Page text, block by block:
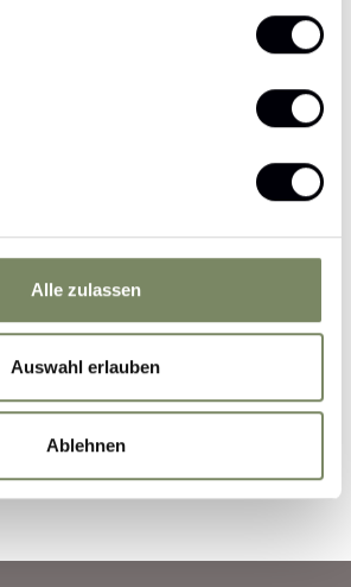
Alle zulassen
Auswahl erlauben
Ablehnen
by the data protection officer
of processing my enquiry on the
given by me by sending the
Submit Inquiry